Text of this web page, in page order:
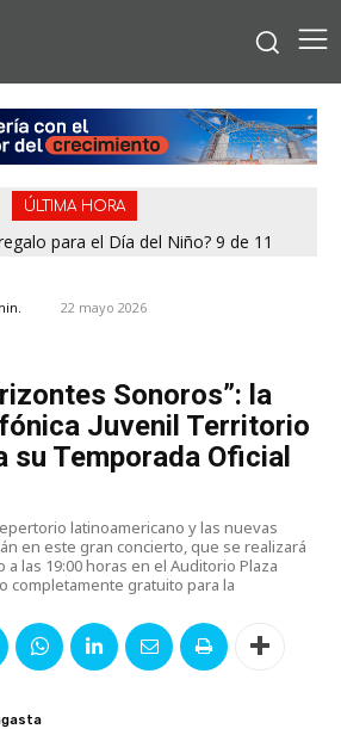
ÚLTIMA HORA
para el Día del Niño? 9 de 11
22 mayo 2026
Sonoros”: la
Juvenil Territorio
su Temporada Oficial
latinoamericano y las nuevas
en este gran concierto, que se realizará
a las 19:00 horas en el Auditorio Plaza
completamente gratuito para la